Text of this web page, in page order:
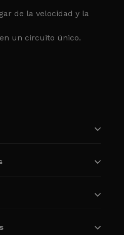
de la velocidad y la
un circuito único.